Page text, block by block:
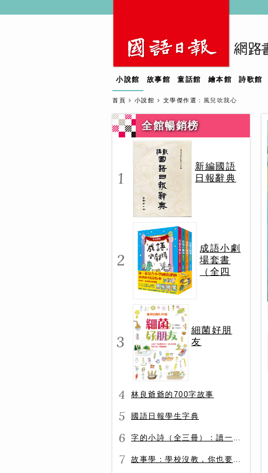
小說館 故事館 童話館 繪本館 詩歌館
首頁 小說館 文學傑作選 ：風兒吹我心
全館暢銷榜
1
新編國語
日報辭典
2
成語小劇
場套書
（全四
3
細菌好朋
友
4 林良爺爺的700字故事
5 國語日報學生字典
6 字的小詩（全三冊）：讀一首詩，交一個字朋友（字字小宇宙+字字看心情+字字有意思）
7 故事學：學校沒教，你也要會的表達力